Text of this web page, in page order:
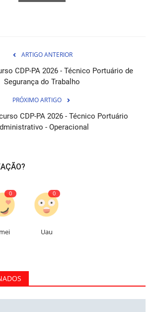
ARTIGO ANTERIOR
CDP-PA 2026 - Técnico Portuário de
Segurança do Trabalho
PRÓXIMO ARTIGO
CDP-PA 2026 - Técnico Portuário
- Operacional
0 0
Uau